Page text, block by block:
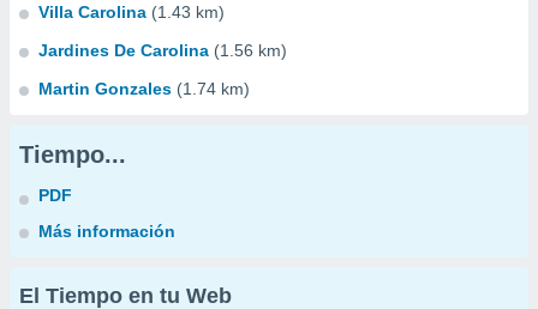
Villa Carolina (1.43 km)
Jardines De Carolina (1.56 km)
Martin Gonzales (1.74 km)
Tiempo...
PDF
Más información
El Tiempo en tu Web